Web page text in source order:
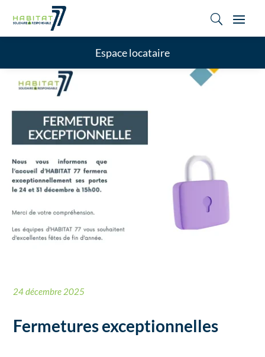
U
Espace locataire
24 décembre 2025
Fermetures exceptionnelles